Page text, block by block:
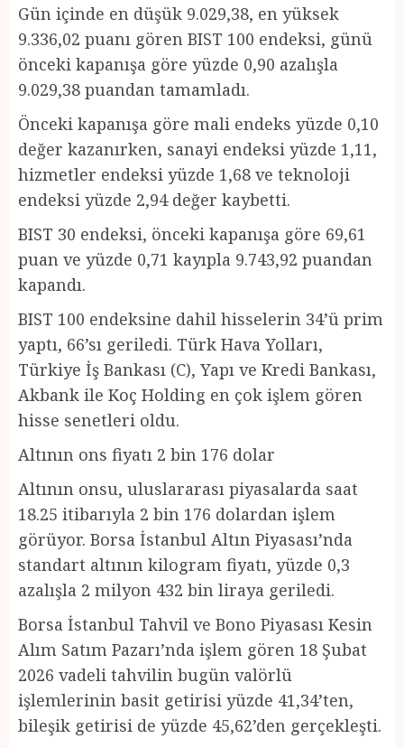
Gün içinde en düşük 9.029,38, en yüksek
9.336,02 puanı gören BIST 100 endeksi, günü
önceki kapanışa göre yüzde 0,90 azalışla
9.029,38 puandan tamamladı.
Önceki kapanışa göre mali endeks yüzde 0,10
değer kazanırken, sanayi endeksi yüzde 1,11,
hizmetler endeksi yüzde 1,68 ve teknoloji
endeksi yüzde 2,94 değer kaybetti.
BIST 30 endeksi, önceki kapanışa göre 69,61
puan ve yüzde 0,71 kayıpla 9.743,92 puandan
kapandı.
BIST 100 endeksine dahil hisselerin 34’ü prim
yaptı, 66’sı geriledi. Türk Hava Yolları,
Türkiye İş Bankası (C), Yapı ve Kredi Bankası,
Akbank ile Koç Holding en çok işlem gören
hisse senetleri oldu.
Altının ons fiyatı 2 bin 176 dolar
Altının onsu, uluslararası piyasalarda saat
18.25 itibarıyla 2 bin 176 dolardan işlem
görüyor. Borsa İstanbul Altın Piyasası’nda
standart altının kilogram fiyatı, yüzde 0,3
azalışla 2 milyon 432 bin liraya geriledi.
Borsa İstanbul Tahvil ve Bono Piyasası Kesin
Alım Satım Pazarı’nda işlem gören 18 Şubat
2026 vadeli tahvilin bugün valörlü
işlemlerinin basit getirisi yüzde 41,34’ten,
bileşik getirisi de yüzde 45,62’den gerçekleşti.